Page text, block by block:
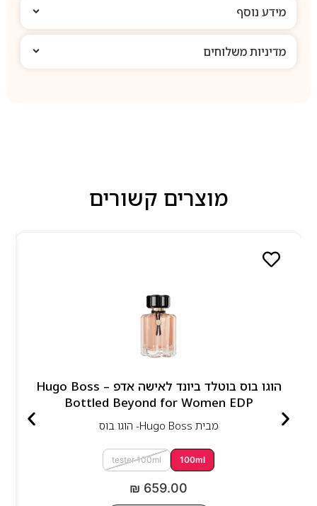
מידע נוסף
מדיניות משלוחים
מוצרים קשורים
הוגו בוס בוטלד ביונד לאישה אדפ – Hugo Boss
Bottled Beyond for Women EDP
מבית Hugo Boss- הוגו בוס
100ml
tester 100ml
₪ 659.00